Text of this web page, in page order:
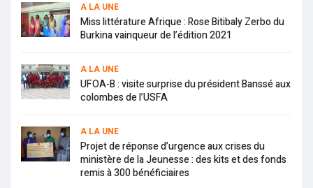
A LA UNE
Miss littérature Afrique : Rose Bitibaly Zerbo du
Burkina vainqueur de l’édition 2021
A LA UNE
UFOA-B : visite surprise du président Banssé aux
colombes de l’USFA
A LA UNE
Projet de réponse d’urgence aux crises du
ministère de la Jeunesse : des kits et des fonds
remis à 300 bénéficiaires